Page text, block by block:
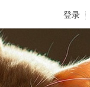
登录